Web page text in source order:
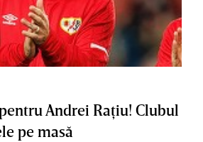
Andrei Raţiu! Clubul
pe masă